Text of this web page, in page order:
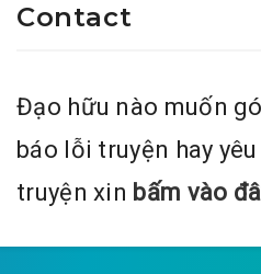
Contact
Đạo hữu nào muốn
báo lỗi truyện hay
truyện xin bấm vào